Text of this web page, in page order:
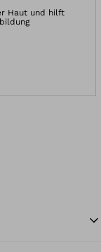
Haut und hilft